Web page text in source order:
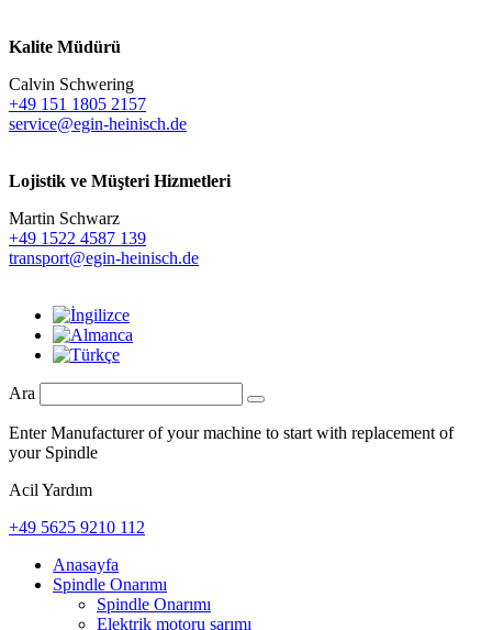
Kalite Müdürü
Calvin Schwering
+49 151 1805 2157
service@egin-heinisch.de
Lojistik ve Müşteri Hizmetleri
Martin Schwarz
+49 1522 4587 139
transport@egin-heinisch.de
Ara
Enter Manufacturer of your machine to start with replacement of
your Spindle
Acil Yardım
+49 5625 9210 112
Anasayfa
Spindle Onarımı
Spindle Onarımı
Elektrik motoru sarımı